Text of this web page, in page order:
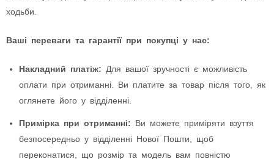
ходьби.
Ваші переваги та гарантії при покупці у нас:
Накладний платіж: Для вашої зручності є можливість
оплати при отриманні. Ви платите за товар після того, як
оглянете його у відділенні.
Примірка при отриманні: Ви можете приміряти взуття
безпосередньо у відділенні Нової Пошти, щоб
переконатися, що розмір та модель вам повністю